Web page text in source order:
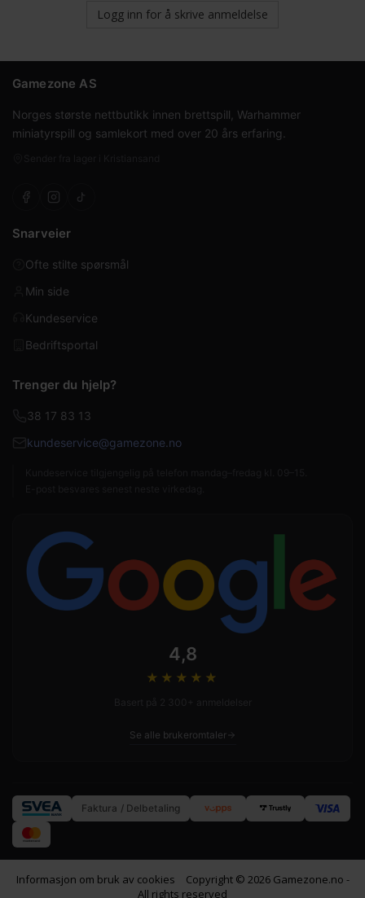
Logg inn for å skrive anmeldelse
Gamezone AS
Norges største nettbutikk innen brettspill, Warhammer
miniatyrspill og samlekort med over 20 års erfaring.
Snarveier
Ofte stilte spørsmål
Min side
Kundeservice
Bedriftsportal
Trenger du hjelp?
38 17 83 13
kundeservice@gamezone.no
4,8
★★★★ ★
Se alle brukeromtaler
Faktura / Delbetaling
Informasjon om bruk av cookies
Copyright © 2026 Gamezone.no -
All rights reserved